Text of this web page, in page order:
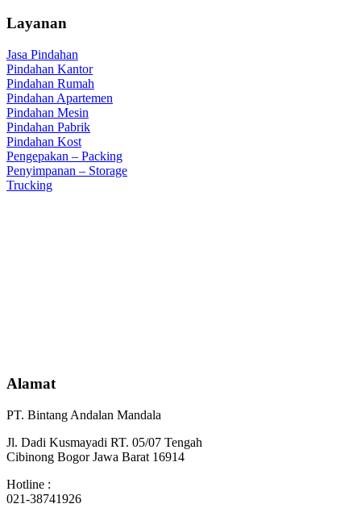
Layanan
Jasa Pindahan
Pindahan Kantor
Pindahan Rumah
Pindahan Apartemen
Pindahan Mesin
Pindahan Pabrik
Pindahan Kost
Pengepakan – Packing
Penyimpanan – Storage
Trucking
Alamat
PT. Bintang Andalan Mandala
Jl. Dadi Kusmayadi RT. 05/07 Tengah
Cibinong Bogor Jawa Barat 16914
Hotline :
021-38741926